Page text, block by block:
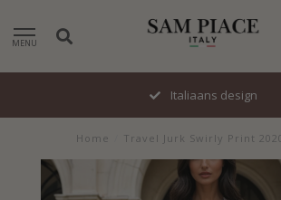
MENU
Italiaans design
Home Travel Jurk Swirly Print